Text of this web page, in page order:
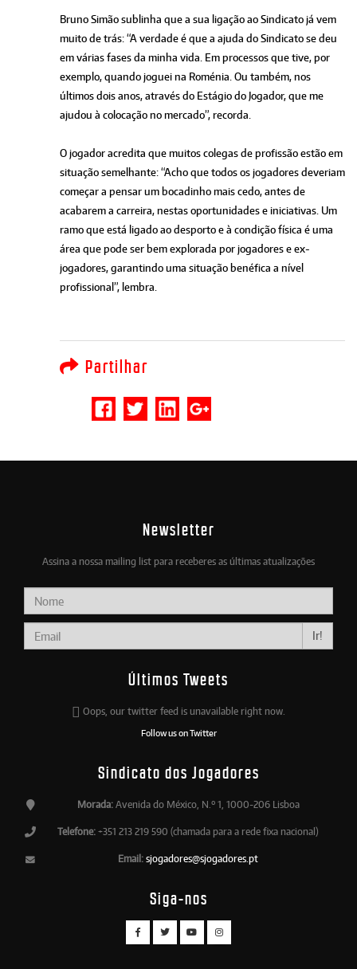
Bruno Simão sublinha que a sua ligação ao Sindicato já vem
muito de trás: “A verdade é que a ajuda do Sindicato se deu
em várias fases da minha vida. Em processos que tive, por
exemplo, quando joguei na Roménia. Ou também, nos
últimos dois anos, através do Estágio do Jogador, que me
ajudou à colocação no mercado”, recorda.
O jogador acredita que muitos colegas de profissão estão em
situação semelhante: “Acho que todos os jogadores deveriam
começar a pensar um bocadinho mais cedo, antes de
acabarem a carreira, nestas oportunidades e iniciativas. Um
ramo que está ligado ao desporto e à condição física é uma
área que pode ser bem explorada por jogadores e ex-
jogadores, garantindo uma situação benéfica a nível
profissional”, lembra.
Partilhar
Newsletter
Assina a nossa mailing list para receberes as últimas atualizações
Ir!
Últimos Tweets
Oops, our twitter feed is unavailable right now.
Follow us on Twitter
Sindicato dos Jogadores
Morada:Avenida do México, N.º 1, 1000-206 Lisboa
Telefone: +351 213 219 590 (chamada para a rede fixa nacional)
Email: sjogadores@sjogadores.pt
Siga-nos